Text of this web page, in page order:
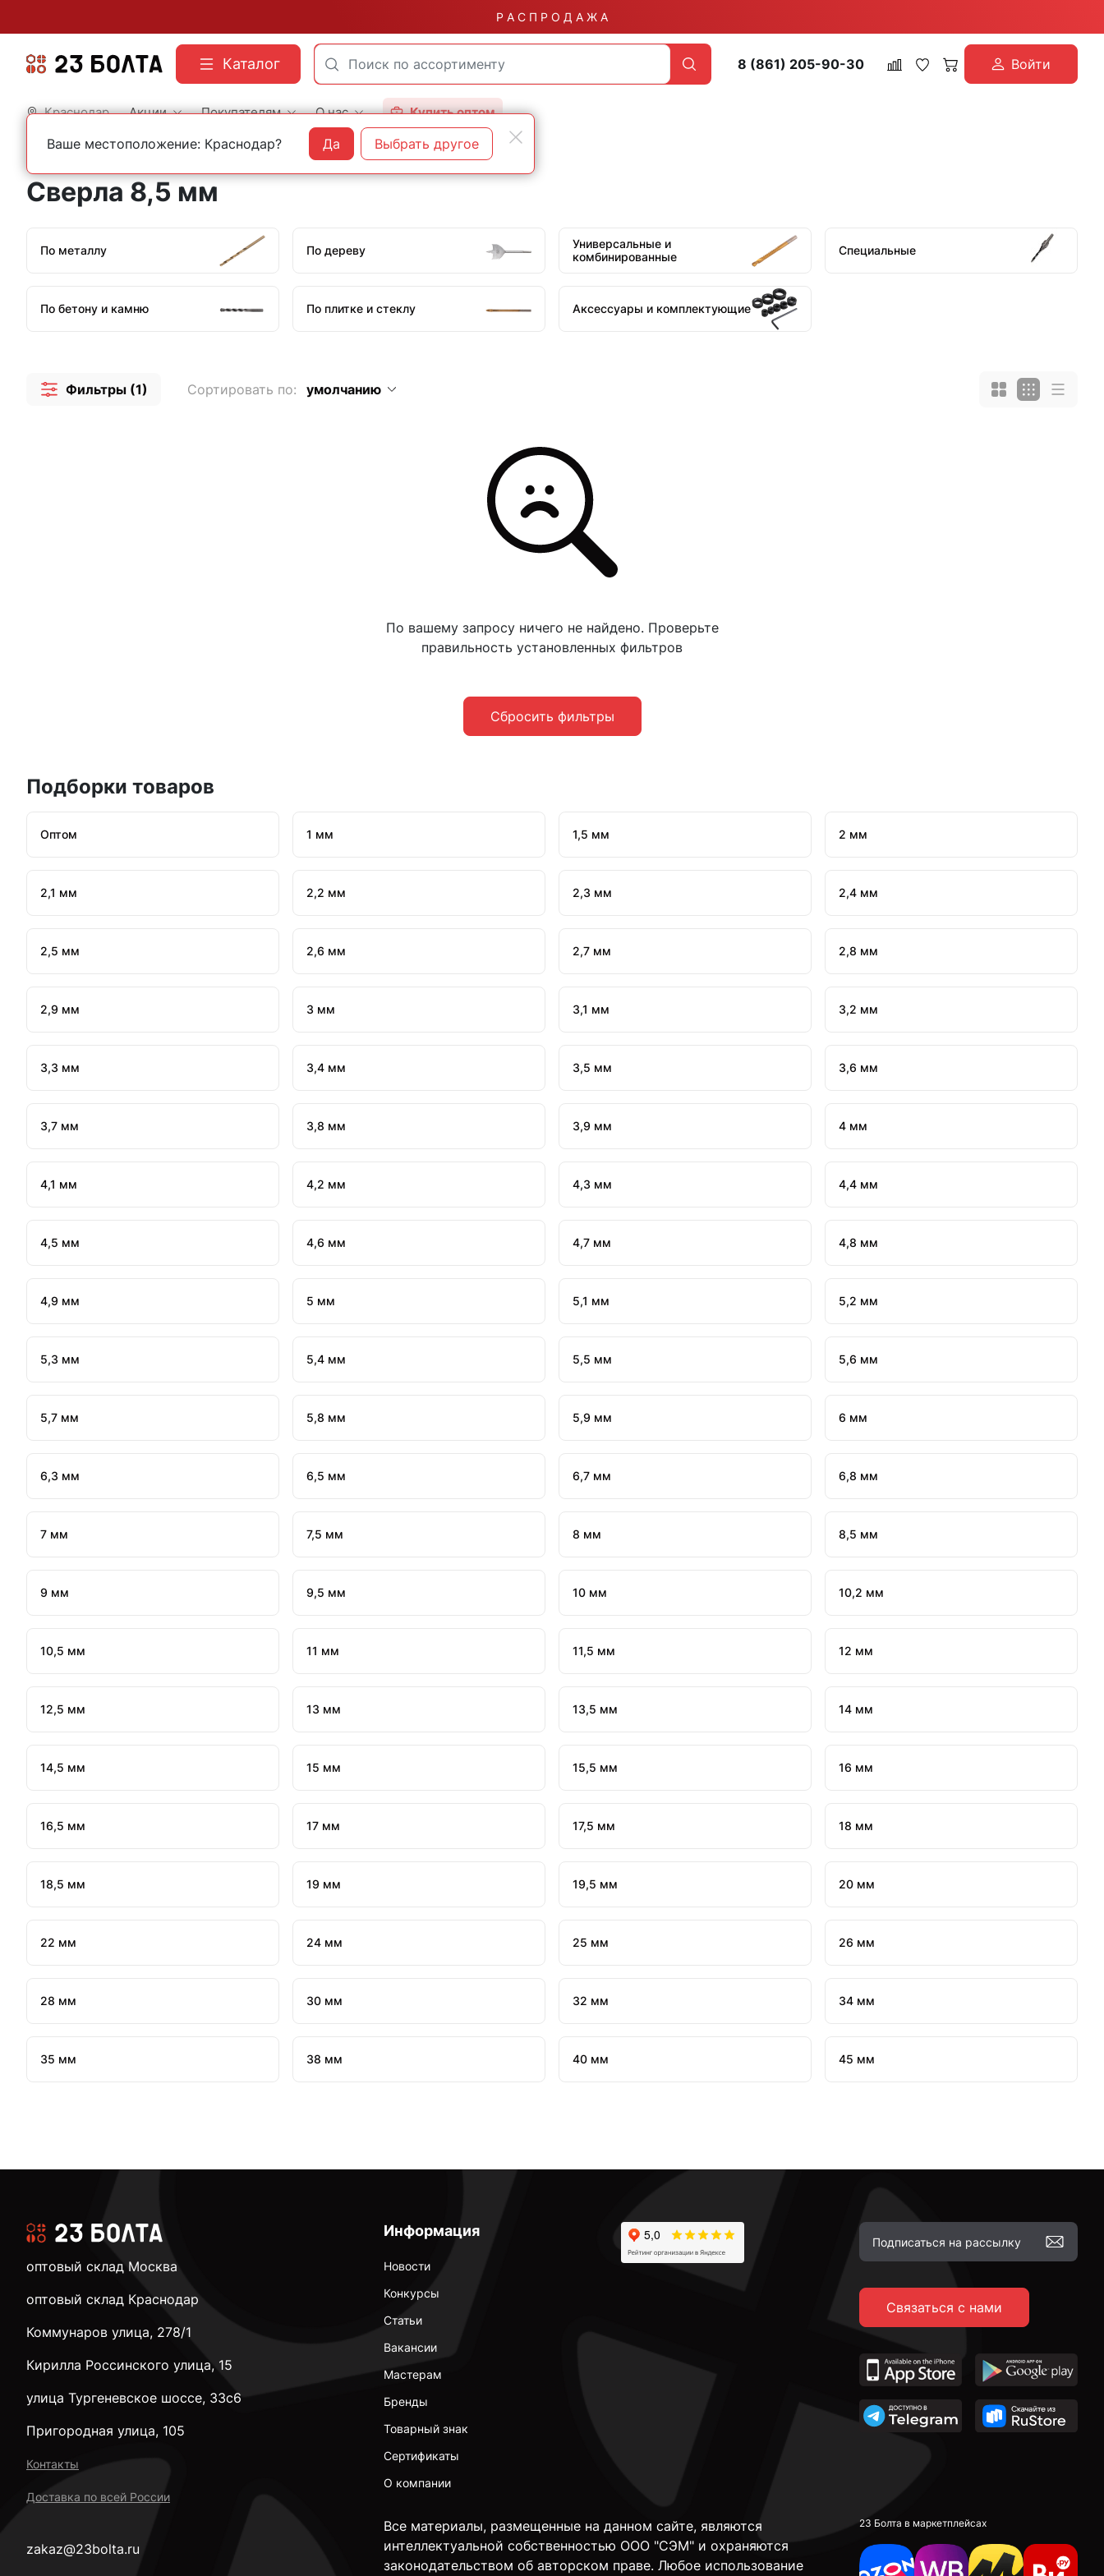
Р А С П Р О Д А Ж А
Каталог 8 (861) 205-90-30 Войти
Краснодар Акции Покупателям О нас Купить оптом
Главная Оснастка Сверла
Сверла 8,5 мм
По металлу По дереву
Универсальные и
комбинированные
Специальные
По бетону и камню По плитке и стеклу Аксессуары и комплектующие
Фильтры (1) Сортировать по: умолчанию
По вашему запросу ничего не найдено. Проверьте
правильность установленных фильтров
Сбросить фильтры
Подборки товаров
Оптом 1 мм 1,5 мм 2 мм
2,1 мм 2,2 мм 2,3 мм 2,4 мм
2,5 мм 2,6 мм 2,7 мм 2,8 мм
2,9 мм 3 мм 3,1 мм 3,2 мм
3,3 мм 3,4 мм 3,5 мм 3,6 мм
3,7 мм 3,8 мм 3,9 мм 4 мм
4,1 мм 4,2 мм 4,3 мм 4,4 мм
4,5 мм 4,6 мм 4,7 мм 4,8 мм
4,9 мм 5 мм 5,1 мм 5,2 мм
5,3 мм 5,4 мм 5,5 мм 5,6 мм
5,7 мм 5,8 мм 5,9 мм 6 мм
6,3 мм 6,5 мм 6,7 мм 6,8 мм
7 мм 7,5 мм 8 мм 8,5 мм
9 мм 9,5 мм 10 мм 10,2 мм
10,5 мм 11 мм 11,5 мм 12 мм
12,5 мм 13 мм 13,5 мм 14 мм
14,5 мм 15 мм 15,5 мм 16 мм
16,5 мм 17 мм 17,5 мм 18 мм
18,5 мм 19 мм 19,5 мм 20 мм
22 мм 24 мм 25 мм 26 мм
28 мм 30 мм 32 мм 34 мм
35 мм 38 мм 40 мм 45 мм
Информация
Новости
Конкурсы
Статьи
Вакансии
Мастерам
Бренды
Товарный знак
Сертификаты
О компании
Связаться с нами
Все материалы, размещенные на данном сайте, являются
интеллектуальной собственностью ООО "СЭМ" и охраняются
законодательством об авторском праве. Любое использование
23 Болта в маркетплейсах
оптовый склад Москва
оптовый склад Краснодар
Коммунаров улица, 278/1
Кирилла Россинского улица, 15
улица Тургеневское шоссе, 33с6
Пригородная улица, 105
Контакты
Доставка по всей России
zakaz@23bolta.ru
Ваше местоположение: Краснодар? Да Выбрать другое